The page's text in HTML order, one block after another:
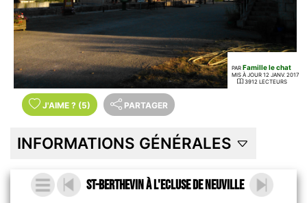
PAR Famille le chat
MIS À JOUR 12 JANV. 2017
3912 LECTEURS
J'AIME ? (5) PARTAGER
INFORMATIONS GÉNÉRALES
St-Berthevin à l'Ecluse de Neuville